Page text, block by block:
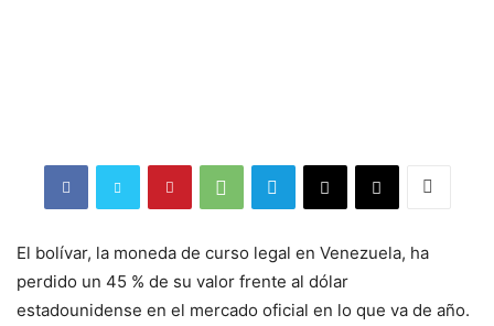
El bolívar, la moneda de curso legal en Venezuela, ha
perdido un 45 % de su valor frente al dólar
estadounidense en el mercado oficial en lo que va de año.